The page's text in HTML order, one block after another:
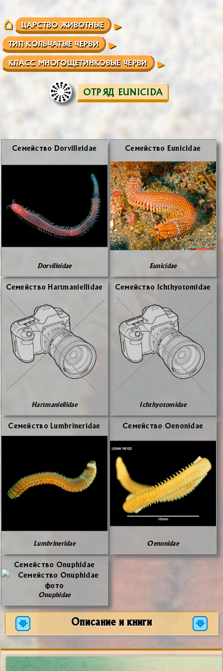
ЦАРСТВО ЖИВОТНЫЕ
ТИП КОЛЬЧАТЫЕ ЧЕРВИ
КЛАСС МНОГОЩЕТИНКОВЫЕ ЧЕРВИ
ОТРЯД EUNICIDA
Се­мей­ство Dorvilleidae
Dorvilleidae
Се­мей­ство Eunicidae
Eunicidae
Се­мей­ство Hartmaniellidae
Hartmaniellidae
Се­мей­ство Ichthyotomidae
Ichthyotomidae
Се­мей­ство Lumbrineridae
Lumbrineridae
Се­мей­ство Oenonidae
Oenonidae
Се­мей­ство Onuphidae
Onuphidae
Описание и книги